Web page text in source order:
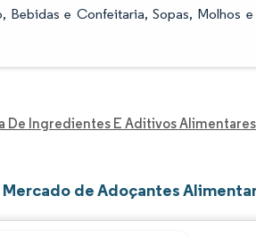
Bebidas e Confeitaria, Sopas, Molhos e
De Ingredientes E Aditivos Alimentares
de Adoçantes